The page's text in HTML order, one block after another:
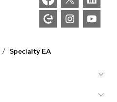
/ Specialty EA